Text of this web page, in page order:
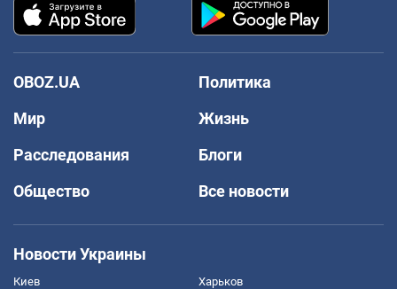
OBOZ.UA
Политика
Мир
Жизнь
Расследования
Блоги
Общество
Все новости
Новости Украины
Киев Харьков